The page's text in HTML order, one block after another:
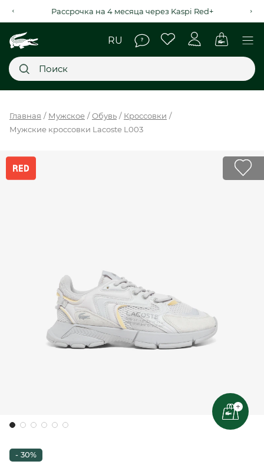
Рассрочка на 4 месяца через Kaspi Red+
НОВИНКИ
SALE
Главная Мужское Обувь
Кроссовки
Мужские кроссовки Lacoste L003
+
- 30%